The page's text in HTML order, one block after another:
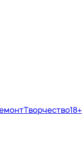
Творчество18+